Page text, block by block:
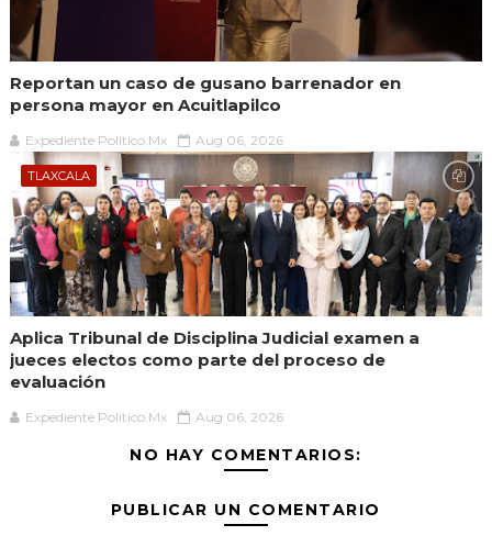
Reportan un caso de gusano barrenador en
persona mayor en Acuitlapilco
Expediente Político.Mx Aug 06, 2026
TLAXCALA
Aplica Tribunal de Disciplina Judicial examen a
jueces electos como parte del proceso de
evaluación
Expediente Político.Mx Aug 06, 2026
NO HAY COMENTARIOS:
PUBLICAR UN COMENTARIO